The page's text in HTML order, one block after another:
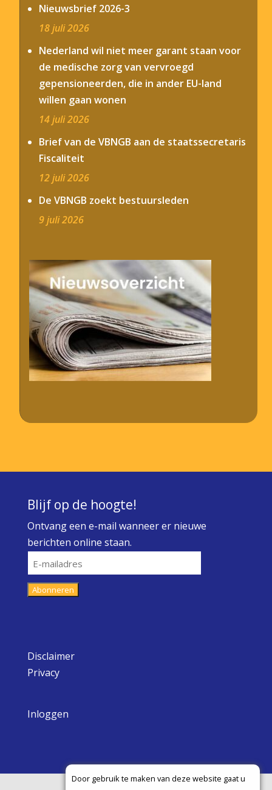
Door gebruik te maken van deze website gaat u
Nieuwsbrief 2026-3
18 juli 2026
Nederland wil niet meer garant staan voor
de medische zorg van vervroegd
gepensioneerden, die in ander EU-land
willen gaan wonen
14 juli 2026
Brief van de VBNGB aan de staatssecretaris
Fiscaliteit
12 juli 2026
De VBNGB zoekt bestuursleden
9 juli 2026
Blijf op de hoogte!
Ontvang een e-mail wanneer er nieuwe
berichten online staan.
E-
mailadres
Abonneren
Disclaimer
Privacy
Inloggen